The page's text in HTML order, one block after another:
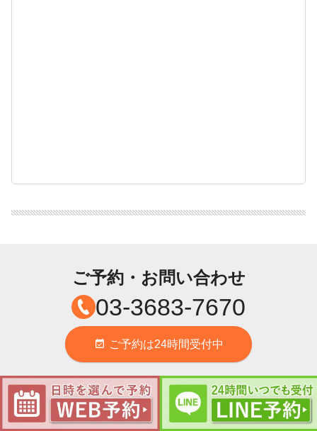
ご予約・お問い合わせ
03-3683-7670
event_available ご予約は24時間受付中